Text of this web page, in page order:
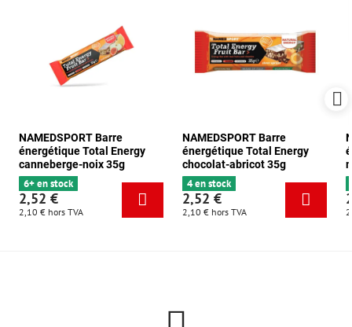
NAMEDSPORT Barre
énergétique Total Energy
canneberge-noix 35g
6+ en stock
2,52 €
2,10 € hors TVA
NAMEDSPORT Barre
énergétique Total Energy
chocolat-abricot 35g
4 en stock
2,52 €
2,10 € hors TVA